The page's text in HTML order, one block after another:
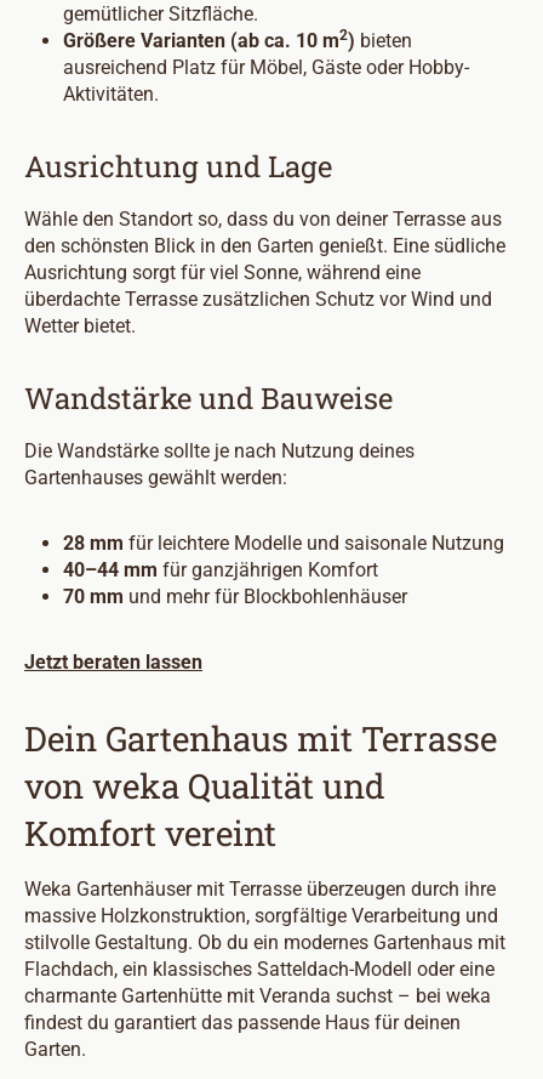
gemütlicher Sitzfläche.
Größere Varianten (ab ca. 10 m2) bieten
ausreichend Platz für Möbel, Gäste oder Hobby-
Aktivitäten.
Ausrichtung und Lage
Wähle den Standort so, dass du von deiner Terrasse aus
den schönsten Blick in den Garten genießt. Eine südliche
Ausrichtung sorgt für viel Sonne, während eine
überdachte Terrasse zusätzlichen Schutz vor Wind und
Wetter bietet.
Wandstärke und Bauweise
Die Wandstärke sollte je nach Nutzung deines
Gartenhauses gewählt werden:
28 mm für leichtere Modelle und saisonale Nutzung
40–44 mm für ganzjährigen Komfort
70 mm und mehr für Blockbohlenhäuser
Jetzt beraten lassen
Dein Gartenhaus mit Terrasse
von weka Qualität und
Komfort vereint
Weka Gartenhäuser mit Terrasse überzeugen durch ihre
massive Holzkonstruktion, sorgfältige Verarbeitung und
stilvolle Gestaltung. Ob du ein modernes Gartenhaus mit
Flachdach, ein klassisches Satteldach-Modell oder eine
charmante Gartenhütte mit Veranda suchst – bei weka
findest du garantiert das passende Haus für deinen
Garten.